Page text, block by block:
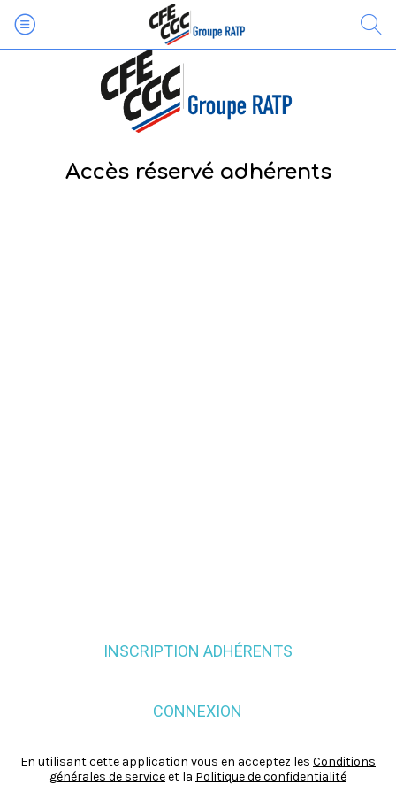
Accès réservé adhérents
INSCRIPTION ADHÉRENTS
CONNEXION
En utilisant cette application vous en acceptez les Conditions
générales de serviceet la Politique de confidentialité